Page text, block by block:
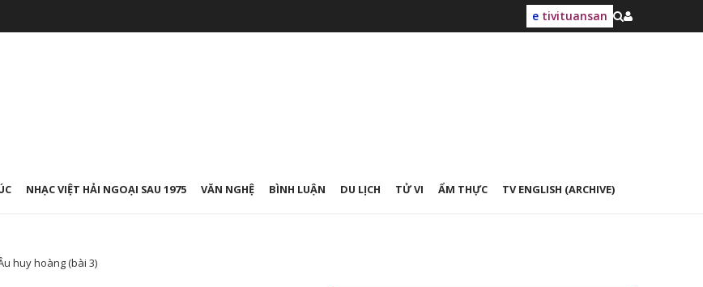
e tivituansan
NHẠC VIỆT HẢI NGOẠI SAU 1975 VĂN NGHỆ BÌNH LUẬN DU LỊCH TỬ VI ẨM THỰC TV ENGLISH (ARCHIVE)
huy hoàng (bài 3)